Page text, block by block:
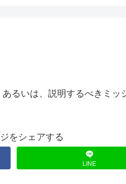
るいは、説明するべきミッ
をシェアする
LINE